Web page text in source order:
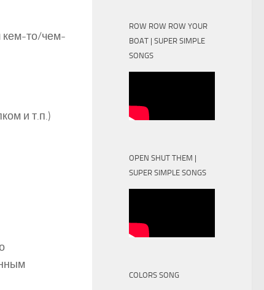
кем-то/чем-
и т.п.)
ROW ROW ROW YOUR
BOAT | SUPER SIMPLE
SONGS
OPEN SHUT THEM |
SUPER SIMPLE SONGS
COLORS SONG